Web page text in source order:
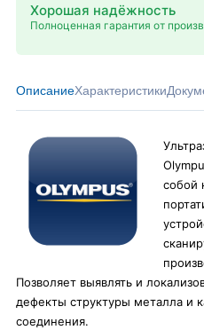
Хорошая надёжность
Полноценная гарантия от
ОписаниеХарактеристики
собой
Позволяет выявлять и
дефекты структуры металла и
соединения.